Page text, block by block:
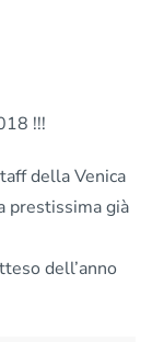
!!!
della Venica
prestissima già
dell’anno